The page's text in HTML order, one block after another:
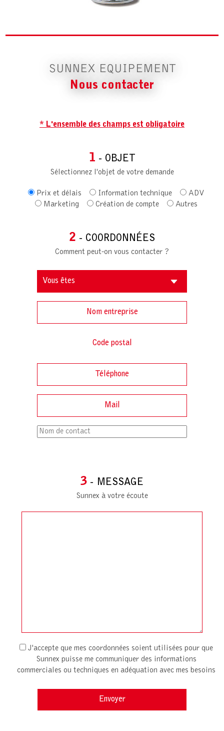
SUNNEX EQUIPEMENT
Nous contacter
* L'ensemble des champs est obligatoire
1 - OBJET
Sélectionnez l'objet de votre demande
Prix et délais Information technique
ADV
Marketing
Création de compte Autres
2 - COORDONNÉES
Comment peut-on vous contacter ?
3 - MESSAGE
Sunnex à votre écoute
J'accepte que mes coordonnées soient utilisées pour que
Sunnex puisse me communiquer des informations
commerciales ou techniques en adéquation avec mes besoins